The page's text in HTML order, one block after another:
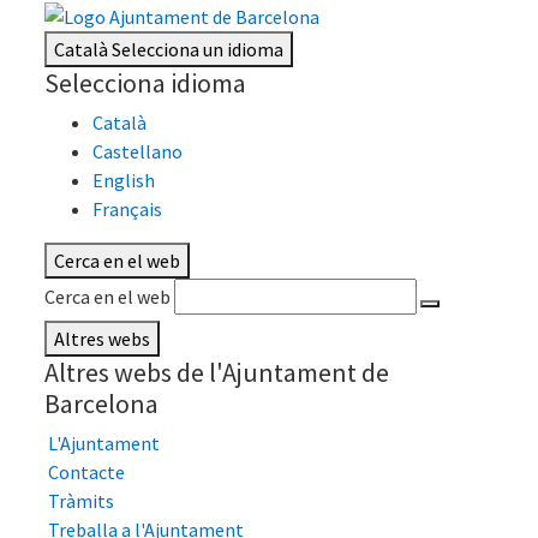
CatalàSelecciona un idioma
Selecciona idioma
Català
Castellano
English
Français
Cerca en el web
Cerca en el web
Altres webs
Altres webs de l'Ajuntament de
Barcelona
L'Ajuntament
Contacte
Tràmits
Treballa a l'Ajuntament